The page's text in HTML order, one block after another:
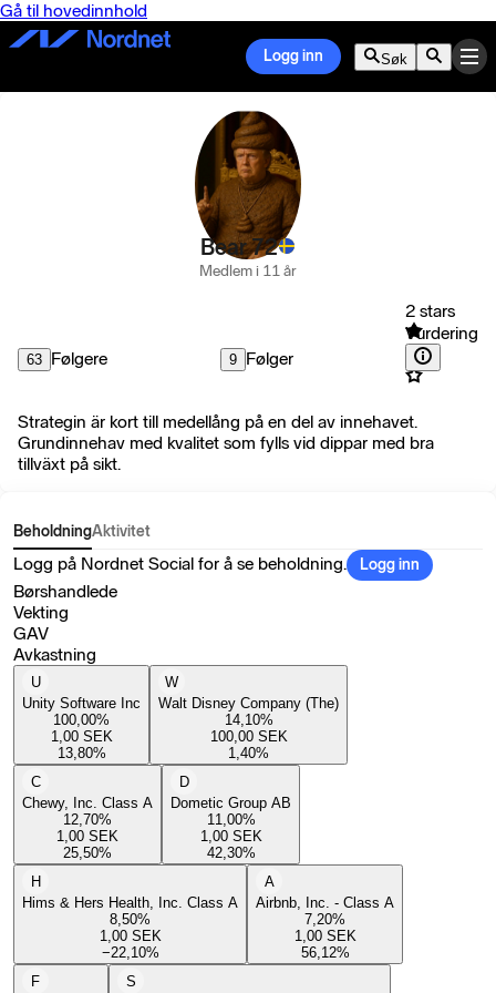
Gå til hovedinnhold
Logg inn Søk
Bear 72
Medlem i 11 år
63 Følgere 9 Følger
2 stars
Vurdering
Strategin är kort till medellång på en del av innehavet.
Grundinnehav med kvalitet som fylls vid dippar med bra
tillväxt på sikt.
BeholdningAktivitet
Logg på Nordnet Social for å se beholdning. Logg inn
Børshandlede
Vekting
GAV
Avkastning
U
Unity Software Inc
100,00%
1,00 SEK
13,80%
W
Walt Disney Company (The)
14,10%
100,00 SEK
1,40%
C
Chewy, Inc. Class A
12,70%
1,00 SEK
25,50%
D
Dometic Group AB
11,00%
1,00 SEK
42,30%
H
Hims & Hers Health, Inc. Class A
8,50%
1,00 SEK
−22,10%
A
Airbnb, Inc. - Class A
7,20%
1,00 SEK
56,12%
F
S